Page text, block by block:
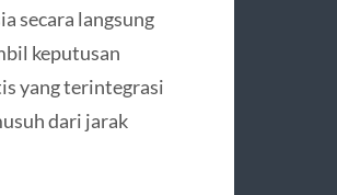
secara langsung
keputusan
yang terintegrasi
dari jarak